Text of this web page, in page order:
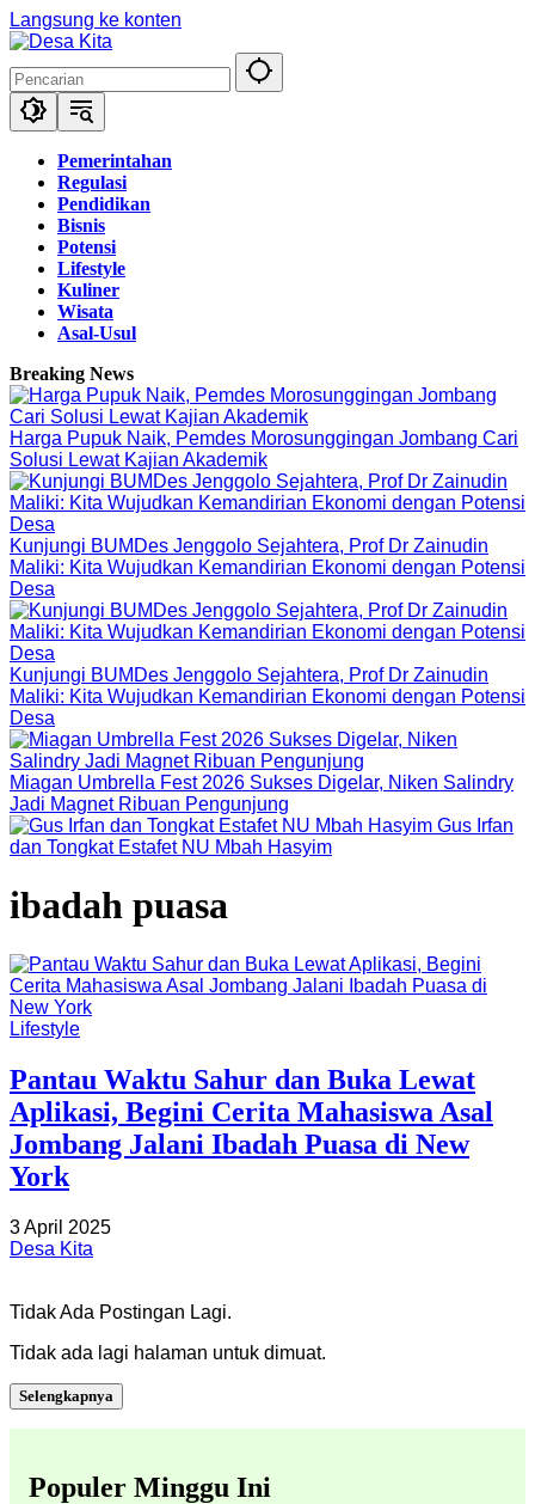
Langsung ke konten
Pemerintahan
Regulasi
Pendidikan
Bisnis
Potensi
Lifestyle
Kuliner
Wisata
Asal-Usul
Breaking News
Harga Pupuk Naik, Pemdes Morosunggingan Jombang Cari
Solusi Lewat Kajian Akademik
Kunjungi BUMDes Jenggolo Sejahtera, Prof Dr Zainudin
Maliki: Kita Wujudkan Kemandirian Ekonomi dengan Potensi
Desa
Kunjungi BUMDes Jenggolo Sejahtera, Prof Dr Zainudin
Maliki: Kita Wujudkan Kemandirian Ekonomi dengan Potensi
Desa
Miagan Umbrella Fest 2026 Sukses Digelar, Niken Salindry
Jadi Magnet Ribuan Pengunjung
Gus Irfan
dan Tongkat Estafet NU Mbah Hasyim
ibadah puasa
Lifestyle
Pantau Waktu Sahur dan Buka Lewat
Aplikasi, Begini Cerita Mahasiswa Asal
Jombang Jalani Ibadah Puasa di New
York
3 April 2025
Desa Kita
Tidak Ada Postingan Lagi.
Tidak ada lagi halaman untuk dimuat.
Selengkapnya
Populer Minggu Ini